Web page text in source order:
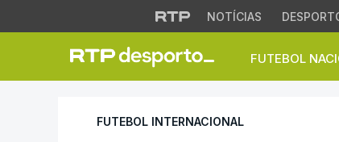
NOTÍCIAS
FUTEBOL
Atletico Madrid
FUTEBOL INTERNACIONAL